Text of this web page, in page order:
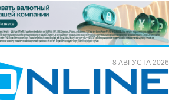
8 АВГУСТА 2026